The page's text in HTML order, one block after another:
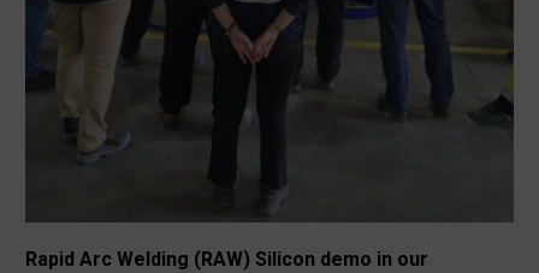
Rapid Arc Welding (RAW) Silicon demo in our